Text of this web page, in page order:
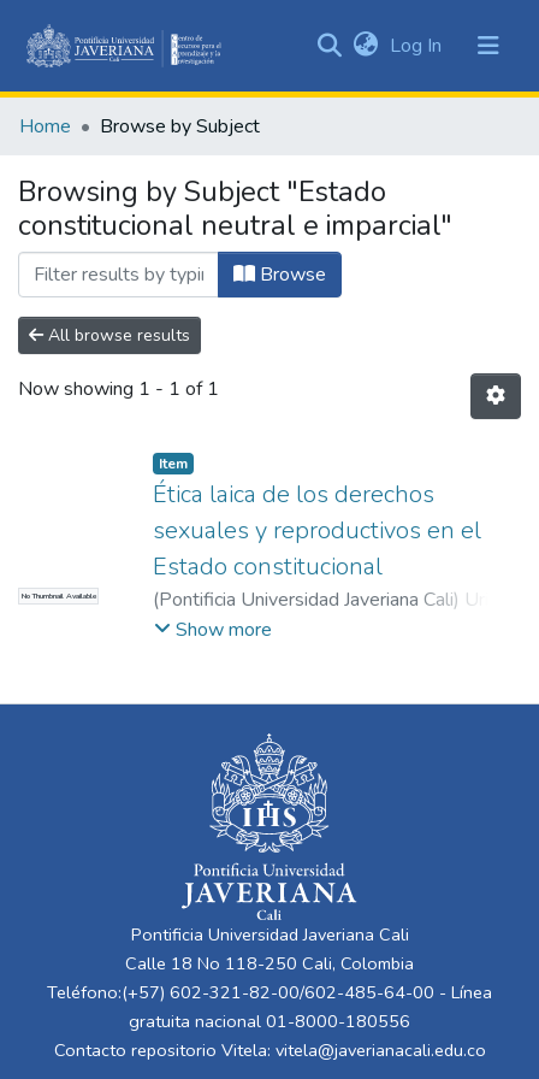
&
All of DSpace
Log In (current)
Home Browse by Subject
Browsing by Subject "Estado
constitucional neutral e imparcial"
Browse
All browse results
Now showing 1 - 1 of 1
No Thumbnail Available
Item
Ética laica de los derechos
sexuales y reproductivos en el
Estado constitucional
(Pontificia Universidad Javeriana Cali) Uribe
Álvarez, Roberth
Show more
Pontificia Universidad Javeriana Cali
Calle 18 No 118-250 Cali, Colombia
Teléfono:(+57) 602-321-82-00/602-485-64-00 - Línea
gratuita nacional 01-8000-180556
Contacto repositorio Vitela: vitela@javerianacali.edu.co